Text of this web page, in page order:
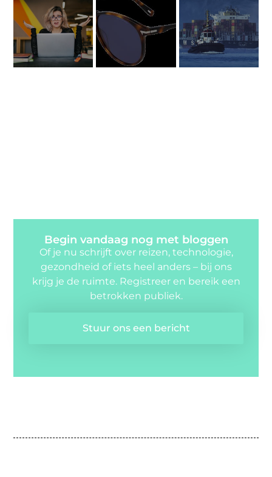
Begin vandaag nog met bloggen
Of je nu schrijft over reizen, technologie,
gezondheid of iets heel anders – bij ons
krijg je de ruimte. Registreer en bereik een
betrokken publiek.
Stuur ons een bericht